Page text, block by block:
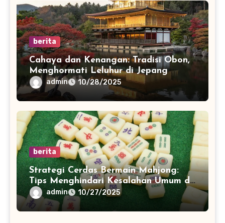
berita
Cahaya dan Kenangan: Tradisi Obon,
Menghormati Leluhur di Jepang
admin 10/28/2025
berita
Strategi Cerdas Bermain Mahjong:
Tips Menghindari Kesalahan Umum di
Chinaadmin 10/27/2025